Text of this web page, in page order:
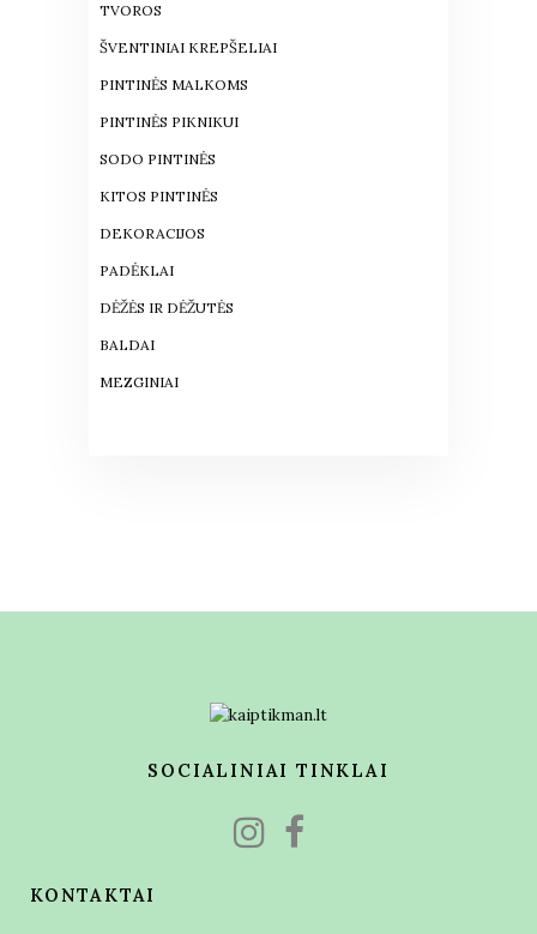
TVOROS
ŠVENTINIAI KREPŠELIAI
PINTINĖS MALKOMS
PINTINĖS PIKNIKUI
SODO PINTINĖS
KITOS PINTINĖS
DEKORACIJOS
PADĖKLAI
DĖŽĖS IR DĖŽUTĖS
BALDAI
MEZGINIAI
SOCIALINIAI TINKLAI
KONTAKTAI